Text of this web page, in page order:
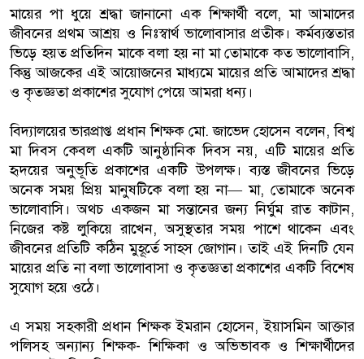
মায়ের পা ধুয়ে শ্রদ্ধা জানানো এক শিক্ষার্থী বলে, মা আমাদের
জীবনের প্রথম আশ্রয় ও নিঃস্বার্থ ভালোবাসার প্রতীক। কর্মব্যস্ততার
ভিড়ে হয়ত প্রতিদিন মাকে বলা হয় না মা তোমাকে কত ভালোবাসি,
কিন্তু আজকের এই আয়োজনের মাধ্যমে মায়ের প্রতি আমাদের শ্রদ্ধা
ও কৃতজ্ঞতা প্রকাশের সুযোগ পেয়ে আমরা ধন্য।
বিদ্যালয়ের ভারপ্রাপ্ত প্রধান শিক্ষক মো. জাভেদ হোসেন বলেন, বিশ্ব
মা দিবস কেবল একটি আনুষ্ঠানিক দিবস নয়, এটি মায়ের প্রতি
হৃদয়ের অনুভূতি প্রকাশের একটি উপলক্ষ। ব্যস্ত জীবনের ভিড়ে
অনেক সময় প্রিয় মানুষটিকে বলা হয় না— মা, তোমাকে অনেক
ভালোবাসি। অথচ একজন মা সন্তানের জন্য নির্ঘুম রাত কাটান,
নিজের কষ্ট লুকিয়ে রাখেন, অসুস্থতার সময় পাশে থাকেন এবং
জীবনের প্রতিটি কঠিন মুহূর্তে সাহস জোগান। তাই এই দিনটি যেন
মায়ের প্রতি না বলা ভালোবাসা ও কৃতজ্ঞতা প্রকাশের একটি বিশেষ
সুযোগ হয়ে ওঠে।
এ সময় সহকারী প্রধান শিক্ষক ইমরান হোসেন, ইয়াসমিন আক্তার
পলিসহ অন্যান্য শিক্ষক- শিক্ষিকা ও অভিভাবক ও শিক্ষার্থীদের